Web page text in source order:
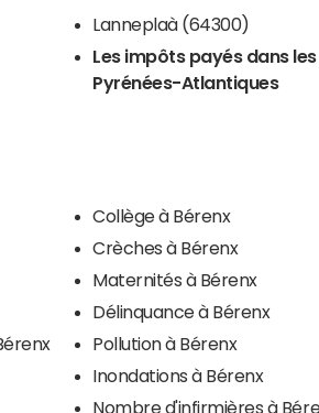
Lanneplaà (64300)
Les impôts payés dans les
Pyrénées-Atlantiques
Collège à Bérenx
Crèches à Bérenx
Maternités à Bérenx
Délinquance à Bérenx
Pollution à Bérenx
Inondations à Bérenx
Nombre d'infirmières à